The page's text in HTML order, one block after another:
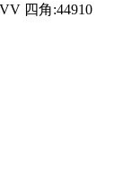
四角:44910